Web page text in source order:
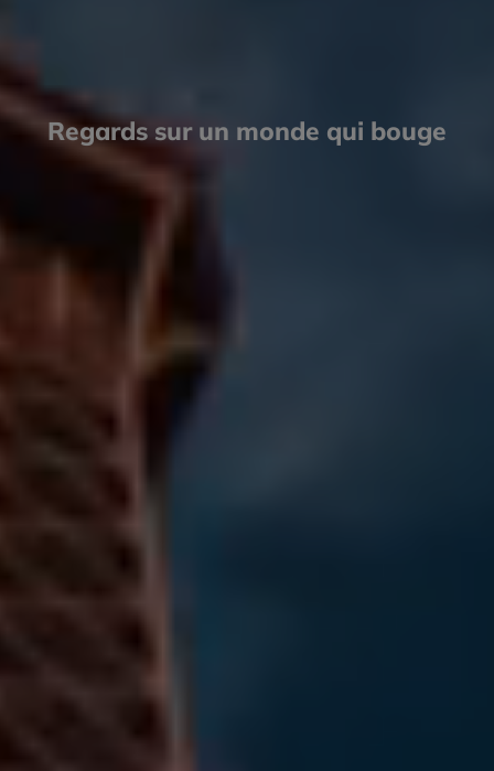
Regards sur un monde qui bouge